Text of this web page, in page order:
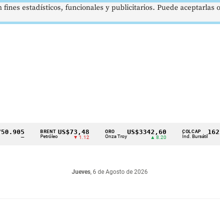
BRENT
Petróleo
US$73,48
▼ 1.12
ORO
Onza Troy
US$3342,60 COLCAP
Índ. Bursátil
Jueves, 6 de Agosto de 2026
estadísticos, funcionales y publicitarios. Puede aceptarlas